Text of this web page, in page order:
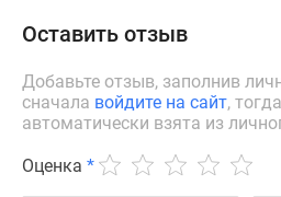
Оставить отзыв
Добавьте отзыв, заполнив
сначала войдите на сайт,
автоматически взята из
Оценка *